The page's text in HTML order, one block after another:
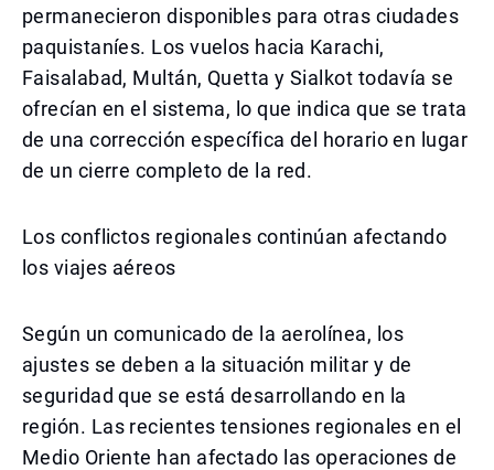
permanecieron disponibles para otras ciudades
paquistaníes. Los vuelos hacia Karachi,
Faisalabad, Multán, Quetta y Sialkot todavía se
ofrecían en el sistema, lo que indica que se trata
de una corrección específica del horario en lugar
de un cierre completo de la red.
Los conflictos regionales continúan afectando
los viajes aéreos
Según un comunicado de la aerolínea, los
ajustes se deben a la situación militar y de
seguridad que se está desarrollando en la
región. Las recientes tensiones regionales en el
Medio Oriente han afectado las operaciones de